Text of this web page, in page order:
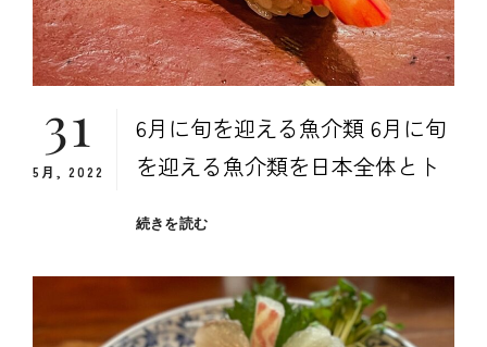
と
め、
注
意
31
5月, 2022
6月に旬を迎える魚介類 6月に旬
を迎える魚介類を日本全体とト
続きを読む６
を
迎